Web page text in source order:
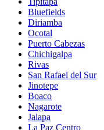
Bluefields
Diriamba
Ocotal
Puerto Cabezas
Chichigalpa
Rivas
San Rafael del Sur
Jinotepe
Boaco
Nagarote
Jalapa
La Paz Centro